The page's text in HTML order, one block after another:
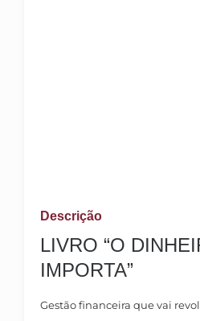
Descrição
LIVRO “O
IMPORTA”
Gestão financeira que vai